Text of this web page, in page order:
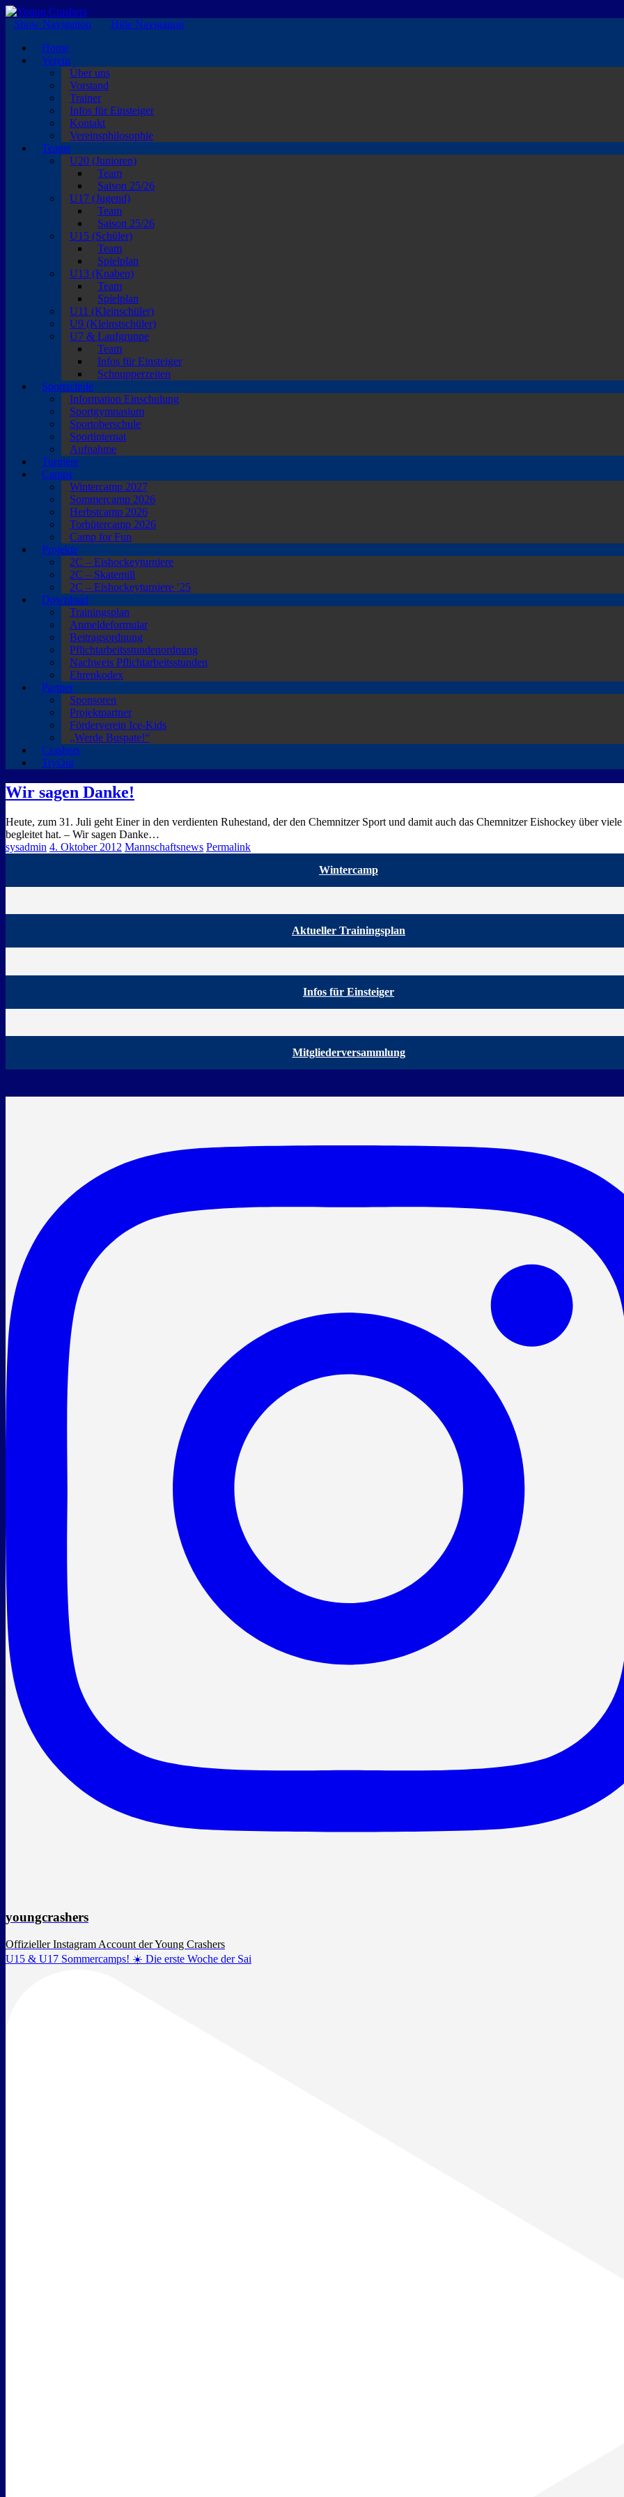
EISKALTE LEIDENSCHAFT
Show Navigation
Hide Navigation
Home
Verein
Über uns
Vorstand
Trainer
Infos für Einsteiger
Kontakt
Vereinsphilosophie
Teams
U20 (Junioren)
Team
Saison 25/26
U17 (Jugend)
Team
Saison 25/26
U15 (Schüler)
Team
Spielplan
U13 (Knaben)
Team
Spielplan
U11 (Kleinschüler)
U9 (Kleinstschüler)
U7 & Laufgruppe
Team
Infos für Einsteiger
Schnupperzeiten
Sportschule
Information Einschulung
Sportgymnasium
Sportoberschule
Sportinternat
Aufnahme
Turniere
Camps
Wintercamp 2027
Sommercamp 2026
Herbstcamp 2026
Torhütercamp 2026
Camp for Fun
Projekte
2C – Eishockeyturniere
2C – Skatemill
2C – Eishockeyturniere ’25
Download
Trainingsplan
Anmeldeformular
Beitragsordnung
Pflichtarbeitsstundenordnung
Nachweis Pflichtarbeitsstunden
Ehrenkodex
Partner
Sponsoren
Projektpartner
Förderverein Ice-Kids
„Werde Buspate!“
Crashers
TryOut
Wir sagen Danke!
Heute, zum 31. Juli geht Einer in den verdienten Ruhestand, der den Chemnitzer Sport und damit auch das Chemnitzer Eishockey über viele
begleitet hat. – Wir sagen Danke…
sysadmin 4. Oktober 2012 Mannschaftsnews Permalink
Wintercamp
Aktueller Trainingsplan
Infos für Einsteiger
Mitgliederversammlung
youngcrashers
Offizieller Instagram Account der Young Crashers
U15 & U17 Sommercamps! ☀️ Die erste Woche der Sai